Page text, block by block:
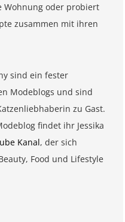
Wohnung oder probiert
zusammen mit ihren
sind ein fester
Modeblogs und sind
zu Gast.
findet ihr Jessika
Kanal, der sich
Food und Lifestyle